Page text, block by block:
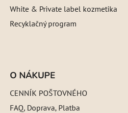
White & Private label kozmetika
Recyklačný program
O NÁKUPE
CENNÍK POŠTOVNÉHO
FAQ, Doprava, Platba